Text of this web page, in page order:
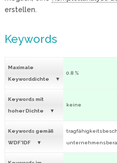
erstellen.
Keywords
Maximale
Keyworddichte
0.8 %
Keywords mit
hoher Dichte
keine
Keywords gemäß
WDF*IDF